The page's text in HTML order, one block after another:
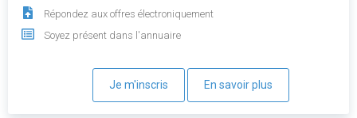
Répondez aux offres électroniquement
Soyez présent dans l'annuaire
Je m'inscris En savoir plus